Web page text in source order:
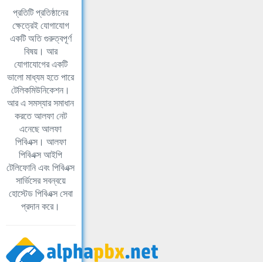
প্রতিটি প্রতিষ্ঠানের
ক্ষেত্রেই যোগাযোগ
একটি অতি গুরুত্বপূর্ণ
বিষয়। আর
যোগাযোগের একটি
ভালো মাধ্যম হতে পারে
টেলিকমিউনিকেশন।
আর এ সমস্যার সমাধান
করতে আলফা নেট
এনেছে আলফা
পিবিএক্স। আলফা
পিবিএক্স আইপি
টেলিফোনি এবং পিবিএক্স
সার্ভিসের সবন্বয়ে
হোস্টেড পিবিএক্স সেবা
প্রদান করে।